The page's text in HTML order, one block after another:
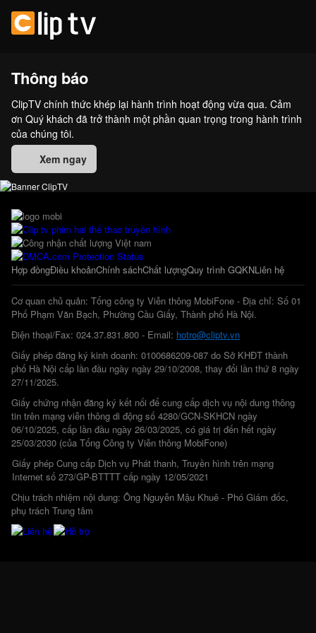
Thông báo
ClipTV chính thức khép lại hành trình hoạt động vừa qua. Cảm
ơn Quý khách đã trở thành một phần quan trọng trong hành trình
của chúng tôi.
Xem ngay
Hợp đồngĐiều khoảnChính sáchChất lượngQuy trình GQKNLiên hệ
Cơ quan chủ quản: Tổng công ty Viễn thông MobiFone - Địa chỉ: Số 01
Phố Phạm Văn Bạch, Phường Cầu Giấy, Thành phố Hà Nội.
Điện thoại/Fax: 024.37.831.800 - Email: hotro@cliptv.vn
Giấy phép đăng ký kinh doanh: 0100686209-087 do Sở KHĐT thành
phố Hà Nội cấp lần đầu ngày ngày 29/10/2008, thay đổi lần thứ 8 ngày
27/11/2025.
Giấy chứng nhận đăng ký kết nối để cung cấp dịch vụ nội dung thông
tin trên mạng viễn thông di động số 4280/GCN-SKHCN ngày
06/10/2025, cấp lần đầu ngày 26/03/2025, có giá trị đến hết ngày
25/03/2030 (của Tổng Công ty Viễn thông MobiFone)
Giấy phép Cung cấp Dịch vụ Phát thanh, Truyền hình trên mạng
Internet số 273/GP-BTTTT cấp ngày 12/05/2021
Chịu trách nhiệm nội dung: Ông Nguyễn Mậu Khuê - Phó Giám đốc,
phụ trách Trung tâm